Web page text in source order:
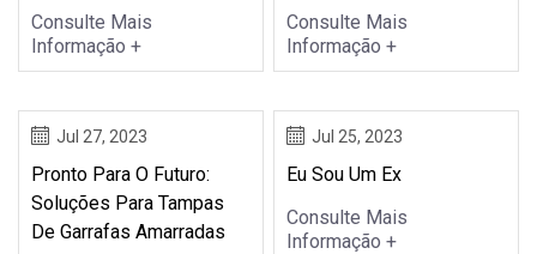
Consulte Mais
Informação +
Consulte Mais
Informação +
Jul 27, 2023
Pronto Para O Futuro:
Soluções Para Tampas
De Garrafas Amarradas
Jul 25, 2023
Eu Sou Um Ex
Consulte Mais
Informação +